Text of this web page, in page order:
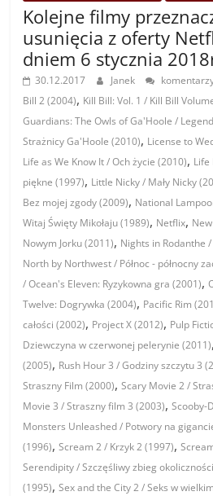
Kolejne filmy
usunięcia z oferty
dniem 6 stycznia
30.12.2017 Janek
Bill 2 (2004), Kill Bill: Vol. 1 / Kill Bill
Guardians: The Owls of Ga'Hoole /
Strażnicy Ga'Hoole (2010), License to
Life as We Know It / Och życie (2010), Life
piękne (1997), Little Nicky / Mały Nicky
Bez mojej zgody (2009), National
Witaj Święty Mikołaju (1989), Netflix,
Nowym Jorku (2011), Nights in Rodanthe
North by Northwest / Północ - północny
/ Ocean's Eleven: Ryzykowna gra (2001),
Twelve: Dogrywka (2004), Pacific Rim
całości (2002), Project X (2012), Pulp
Dziewczyna w czerwonej pelerynie (2011),
(2005), Rush Hour 3 / Godziny szczytu 3
Straszny Film (2000),Scary Movie 2 /
Movie 3 / Straszny film 3 (2003),Scooby-
Monsters Unleashed / Potwory na
(1996),Scream 2 / Krzyk 2 (1997),
Serendipity / Szczęśliwy zbieg
(1995),Sex and the City 2 / Seks w